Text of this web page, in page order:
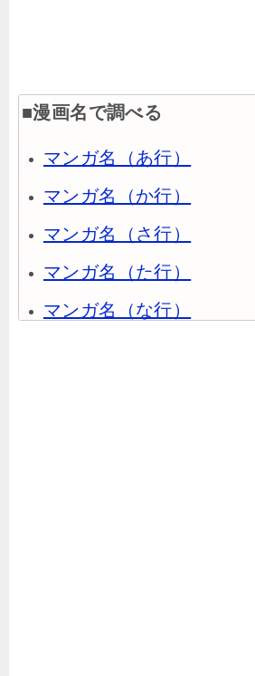
■漫画名で調べる
マンガ名（あ行）
マンガ名（か行）
マンガ名（さ行）
マンガ名（た行）
マンガ名（な行）